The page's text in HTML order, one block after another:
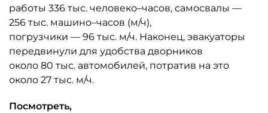
работы 336 тыс. человеко–часов, самосвалы —
256 тыс. машино–часов (м/ч),
погрузчики — 96 тыс. м/ч. Наконец, эвакуаторы
передвинули для удобства дворников
около 80 тыс. автомобилей, потратив на это
около 27 тыс. м/ч.
Посмотреть,